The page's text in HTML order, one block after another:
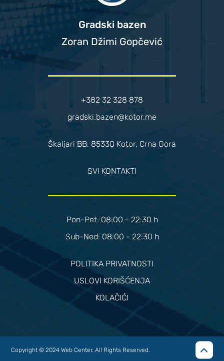
Gradski bazen
Zoran Džimi Gopčević
+382 32 328 878
gradski.bazen@kotor.me
Škaljari BB, 85330 Kotor, Crna Gora
SVI KONTAKTI
Pon-Pet: 08:00 - 22:30 h
Sub-Ned: 08:00 - 22:30 h
POLITIKA PRIVATNOSTI
USLOVI KORIŠĆENJA
KOLAČIĆI
Copyright © 2024Web Center. All Rights Reserved.